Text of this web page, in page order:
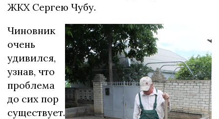
ЖКХ Сергею Чубу.
Чиновник
очень
удивился,
узнав, что
проблема
до сих пор
существует.